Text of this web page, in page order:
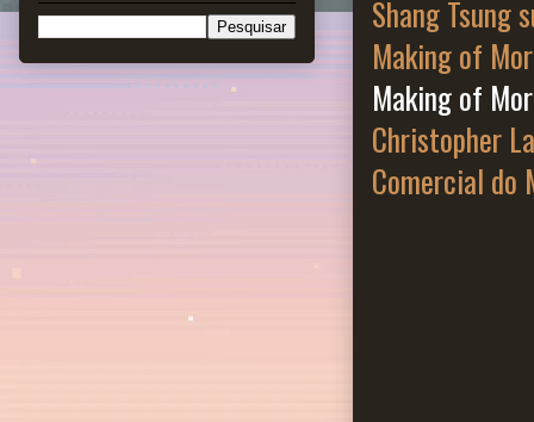
Shang Tsung
Making of
Making of
Christopher
Comercial do